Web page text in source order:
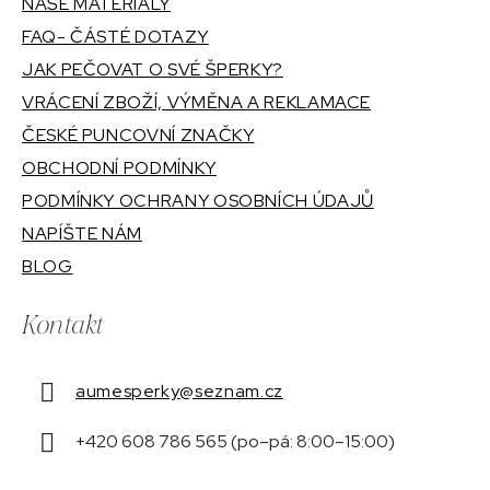
FAQ- ČÁSTÉ DOTAZY
JAK PEČOVAT O SVÉ ŠPERKY?
VRÁCENÍ ZBOŽÍ, VÝMĚNA A REKLAMACE
ČESKÉ PUNCOVNÍ ZNAČKY
OBCHODNÍ PODMÍNKY
PODMÍNKY OCHRANY OSOBNÍCH ÚDAJŮ
NAPÍŠTE NÁM
BLOG
Kontakt
aumesperky@seznam.cz
+420 608 786 565 (po–pá: 8:00–15:00)